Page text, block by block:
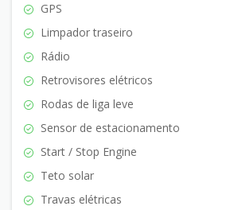
GPS
Limpador traseiro
Rádio
Retrovisores elétricos
Rodas de liga leve
Sensor de estacionamento
Start / Stop Engine
Teto solar
Travas elétricas